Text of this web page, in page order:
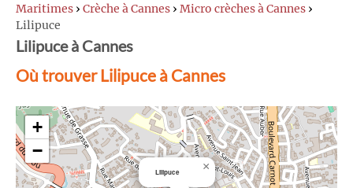
Maritimes › Crèche à Cannes › Micro crèches à Cannes ›
Lilipuce
Lilipuce à Cannes
Où trouver Lilipuce à Cannes
Lilipuce ×
+
−